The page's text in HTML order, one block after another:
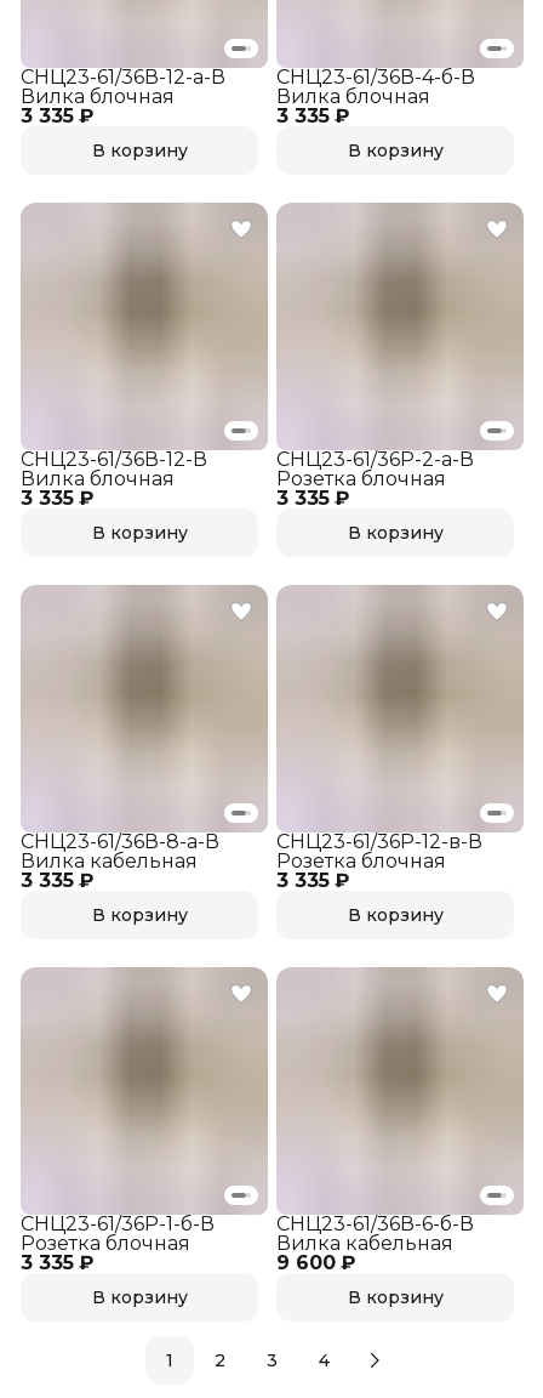
3 335 ₽
СНЦ23-61/36В-12-а-В
Вилка блочная
В корзину
3 335 ₽
СНЦ23-61/36В-4-б-В
Вилка блочная
В корзину
3 335 ₽
СНЦ23-61/36В-12-В
Вилка блочная
В корзину
3 335 ₽
СНЦ23-61/36Р-2-а-В
Розетка блочная
В корзину
3 335 ₽
СНЦ23-61/36В-8-а-В
Вилка кабельная
В корзину
3 335 ₽
СНЦ23-61/36Р-12-в-В
Розетка блочная
В корзину
3 335 ₽
СНЦ23-61/36Р-1-б-В
Розетка блочная
В корзину
9 600 ₽
СНЦ23-61/36В-6-б-В
Вилка кабельная
В корзину
1 2 3 4